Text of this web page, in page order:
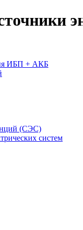
ИБП + АКБ
(СЭС)
систем